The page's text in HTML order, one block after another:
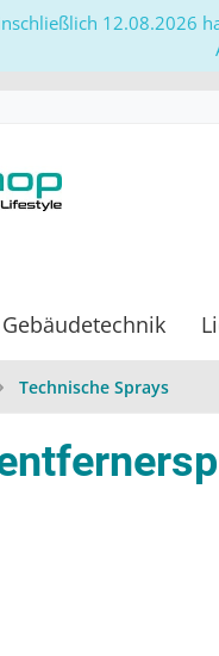
12.08.2026
Gebäudetechnik
Technische Sprays